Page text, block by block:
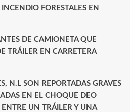
FORESTALES EN
DE CAMIONETA QUE
TRÁILER EN CARRETERA
N.L SON REPORTADAS GRAVES
EN EL CHOQUE DEO
UN TRÁILER Y UNA